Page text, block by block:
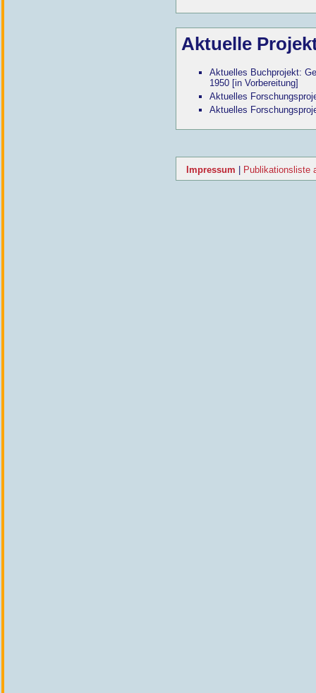
Aktuelle
Aktuelles Buchprojekt:
1950 [in Vorbereitung]
Aktuelles
Aktuelles
Impressum Publikationsliste